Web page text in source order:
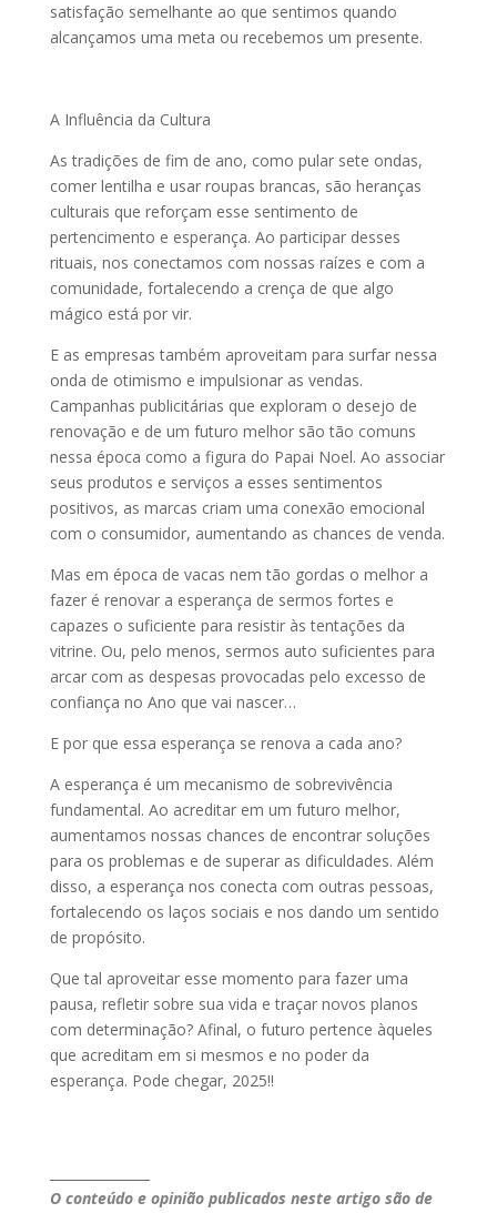
satisfação semelhante ao que sentimos quando
alcançamos uma meta ou recebemos um presente.
A Influência da Cultura
As tradições de fim de ano, como pular sete ondas,
comer lentilha e usar roupas brancas, são heranças
culturais que reforçam esse sentimento de
pertencimento e esperança. Ao participar desses
rituais, nos conectamos com nossas raízes e com a
comunidade, fortalecendo a crença de que algo
mágico está por vir.
E as empresas também aproveitam para surfar nessa
onda de otimismo e impulsionar as vendas.
Campanhas publicitárias que exploram o desejo de
renovação e de um futuro melhor são tão comuns
nessa época como a figura do Papai Noel. Ao associar
seus produtos e serviços a esses sentimentos
positivos, as marcas criam uma conexão emocional
com o consumidor, aumentando as chances de venda.
Mas em época de vacas nem tão gordas o melhor a
fazer é renovar a esperança de sermos fortes e
capazes o suficiente para resistir às tentações da
vitrine. Ou, pelo menos, sermos auto suficientes para
arcar com as despesas provocadas pelo excesso de
confiança no Ano que vai nascer…
E por que essa esperança se renova a cada ano?
A esperança é um mecanismo de sobrevivência
fundamental. Ao acreditar em um futuro melhor,
aumentamos nossas chances de encontrar soluções
para os problemas e de superar as dificuldades. Além
disso, a esperança nos conecta com outras pessoas,
fortalecendo os laços sociais e nos dando um sentido
de propósito.
Que tal aproveitar esse momento para fazer uma
pausa, refletir sobre sua vida e traçar novos planos
com determinação? Afinal, o futuro pertence àqueles
que acreditam em si mesmos e no poder da
esperança. Pode chegar, 2025!!
O conteúdo e opinião publicados neste artigo são de